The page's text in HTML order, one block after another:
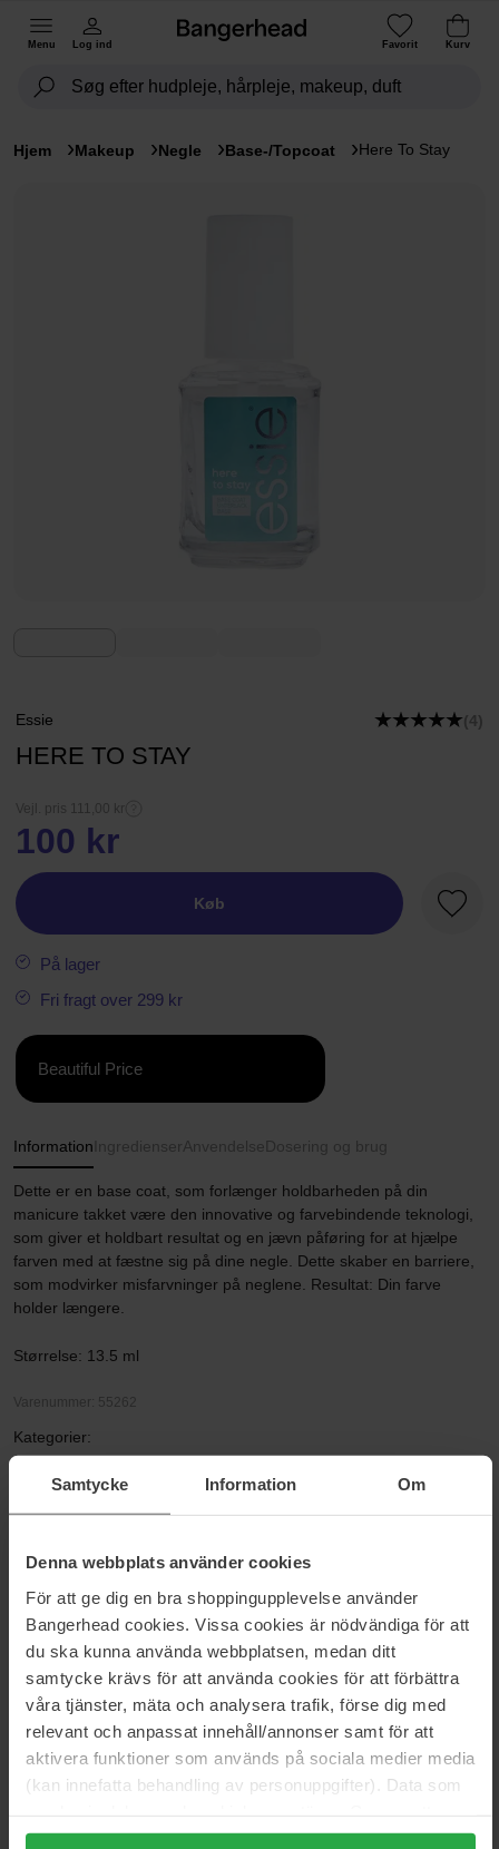
Samtycke Information Om
Denna webbplats använder cookies
För att ge dig en bra shoppingupplevelse använder
Bangerhead cookies. Vissa cookies är nödvändiga för att
du ska kunna använda webbplatsen, medan ditt
samtycke krävs för att använda cookies för att förbättra
våra tjänster, mäta och analysera trafik, förse dig med
relevant och anpassat innehåll/annonser samt för att
aktivera funktioner som används på sociala medier media
(kan innefatta behandling av personuppgifter). Data som
trycka på "Tillåt alla cookies" accepterar du alla cookies,
Menu Log ind Favorit Kurv
Hjem Makeup Negle Base-/Topcoat Here To Stay
Essie (4)
HERE TO STAY
Vejl. pris 111,00 kr
100 kr
Køb
På lager
Fri fragt over 299 kr
Beautiful Price
Information Ingredienser AnvendelseDosering og brug
Dette er en base coat, som forlænger holdbarheden på din
manicure takket være den innovative og farvebindende teknologi,
som giver et holdbart resultat og en jævn påføring for at hjælpe
farven med at fæstne sig på dine negle. Dette skaber en barriere,
som modvirker misfarvninger på neglene. Resultat: Din farve
holder længere.
Størrelse: 13.5 ml
Varenummer: 55262
Kategorier:
Hjem
Makeup
Here To Stay
Anmeldelser (4)Spørgsmål og svar (0)
5